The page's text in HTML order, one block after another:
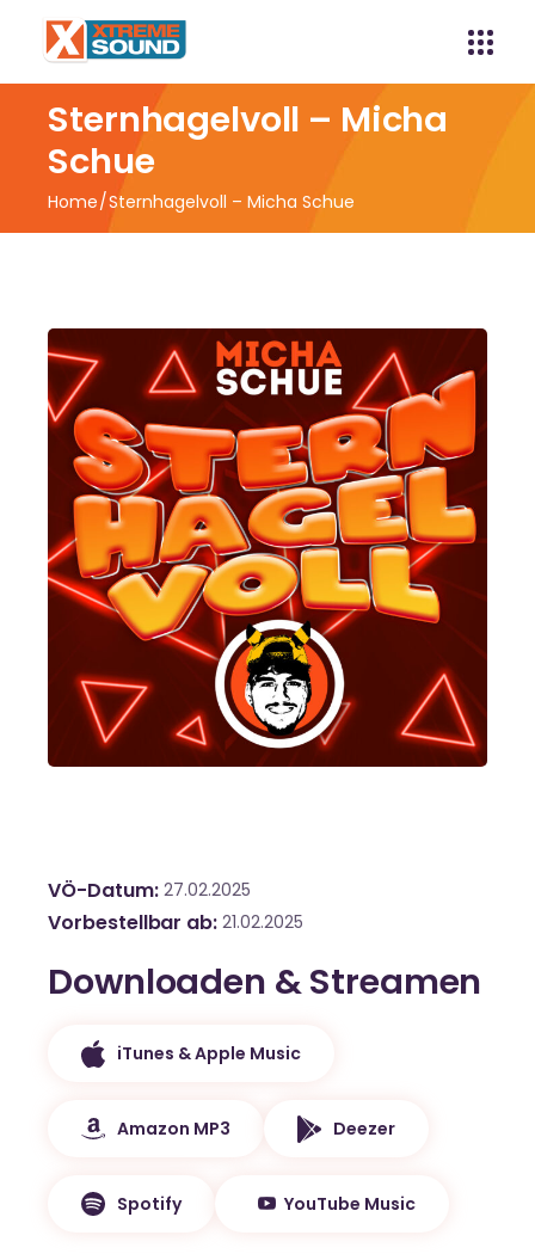
Sternhagelvoll – Micha
Schue
Home Sternhagelvoll – Micha Schue
VÖ-Datum 27.02.2025
Vorbestellbar ab 21.02.2025
Downloaden & Streamen
iTunes & Apple Music
Amazon MP3 Deezer
Spotify YouTube Music